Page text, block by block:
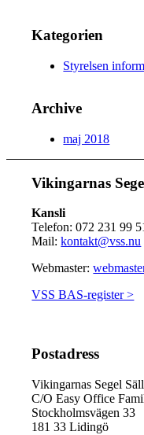
Kategorien
Styrelsen
Archive
maj 2018
Vikingarnas
Kansli
Telefon: 072 231 99
Mail:kontakt@vss.nu
Webmaster:
VSS BAS-register >
Postadress
Vikingarnas Segel
C/O Easy Office
Stockholmsvägen 33
181 33 Lidingö